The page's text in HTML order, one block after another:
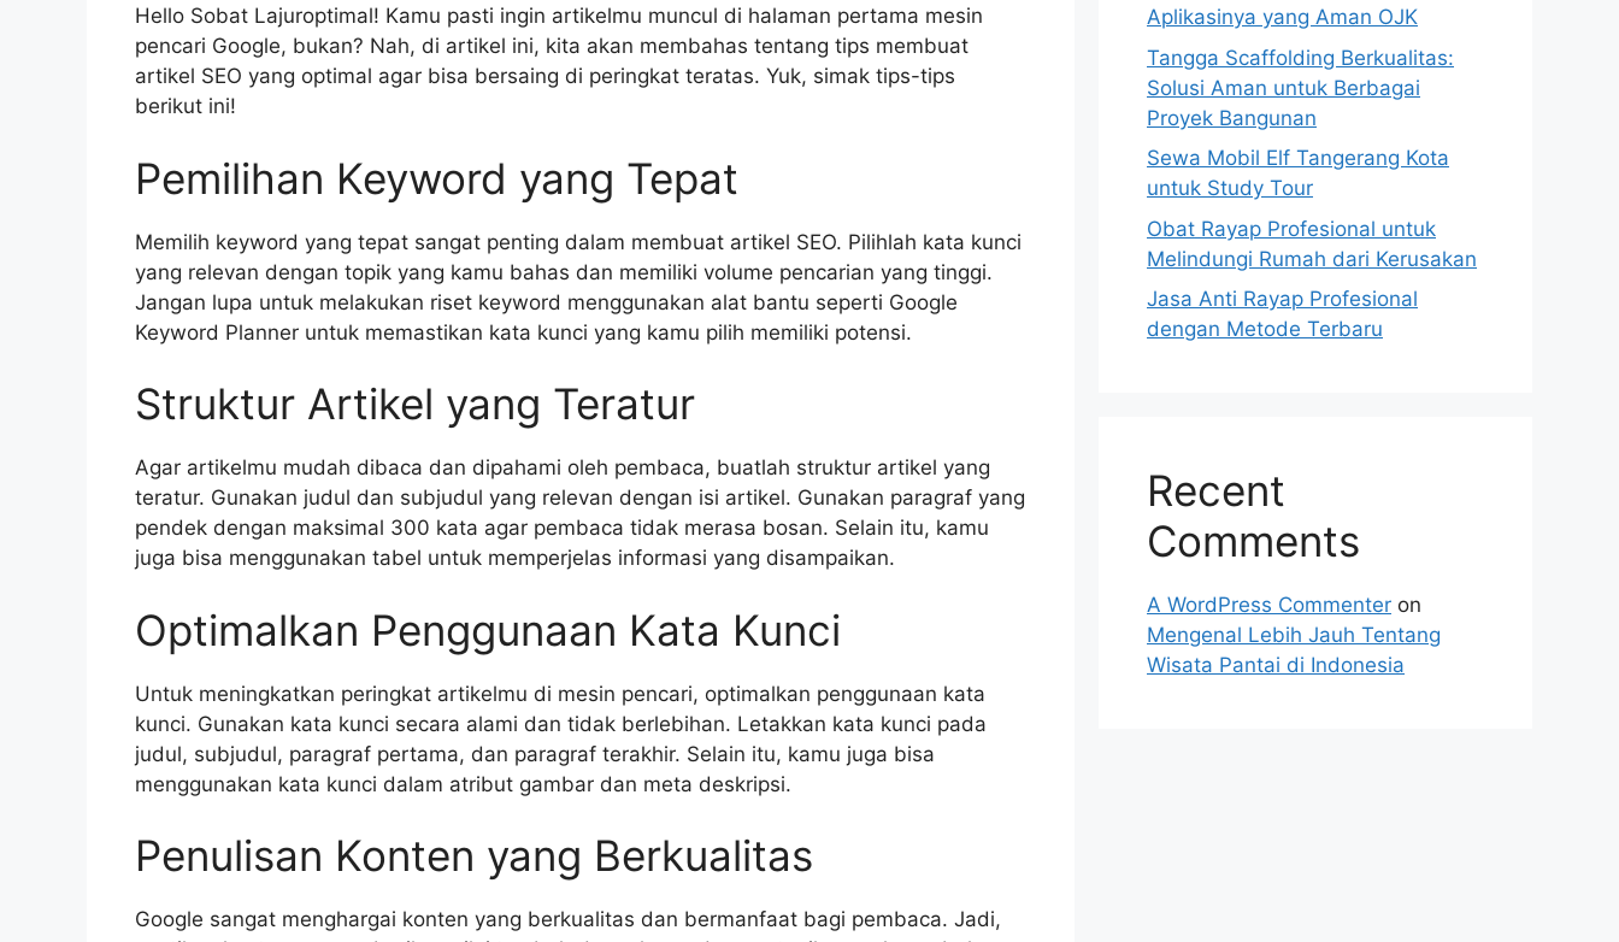
Hello Sobat Lajuroptimal! Kamu pasti ingin artikelmu muncul di halaman pertama mesin
pencari Google, bukan? Nah, di artikel ini, kita akan membahas tentang tips membuat
artikel SEO yang optimal agar bisa bersaing di peringkat teratas. Yuk, simak tips-tips
berikut ini!
Pemilihan Keyword yang Tepat
Memilih keyword yang tepat sangat penting dalam membuat artikel SEO. Pilihlah kata kunci
yang relevan dengan topik yang kamu bahas dan memiliki volume pencarian yang tinggi.
Jangan lupa untuk melakukan riset keyword menggunakan alat bantu seperti Google
Keyword Planner untuk memastikan kata kunci yang kamu pilih memiliki potensi.
Struktur Artikel yang Teratur
Agar artikelmu mudah dibaca dan dipahami oleh pembaca, buatlah struktur artikel yang
teratur. Gunakan judul dan subjudul yang relevan dengan isi artikel. Gunakan paragraf yang
pendek dengan maksimal 300 kata agar pembaca tidak merasa bosan. Selain itu, kamu
juga bisa menggunakan tabel untuk memperjelas informasi yang disampaikan.
Optimalkan Penggunaan Kata Kunci
Untuk meningkatkan peringkat artikelmu di mesin pencari, optimalkan penggunaan kata
kunci. Gunakan kata kunci secara alami dan tidak berlebihan. Letakkan kata kunci pada
judul, subjudul, paragraf pertama, dan paragraf terakhir. Selain itu, kamu juga bisa
menggunakan kata kunci dalam atribut gambar dan meta deskripsi.
Penulisan Konten yang Berkualitas
Google sangat menghargai konten yang berkualitas dan bermanfaat bagi pembaca. Jadi,
Aplikasinya yang Aman OJK
Tangga Scaffolding Berkualitas:
Solusi Aman untuk Berbagai
Proyek Bangunan
Sewa Mobil Elf Tangerang Kota
untuk Study Tour
Obat Rayap Profesional untuk
Melindungi Rumah dari Kerusakan
Jasa Anti Rayap Profesional
dengan Metode Terbaru
Recent
Comments
A WordPress Commenter on
Mengenal Lebih Jauh Tentang
Wisata Pantai di Indonesia